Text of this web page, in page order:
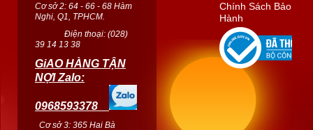
Cơ sở 2: 64 - 66 - 68 Hàm
Nghi, Q1, TPHCM.
Điện thoại: (028)
39 14 13 38
GiAO HÀNG TẬN
NỢI Zalo:
0968593378
Cơ sở 3: 365 Hai Bà
Chính Sách Bảo
Hành